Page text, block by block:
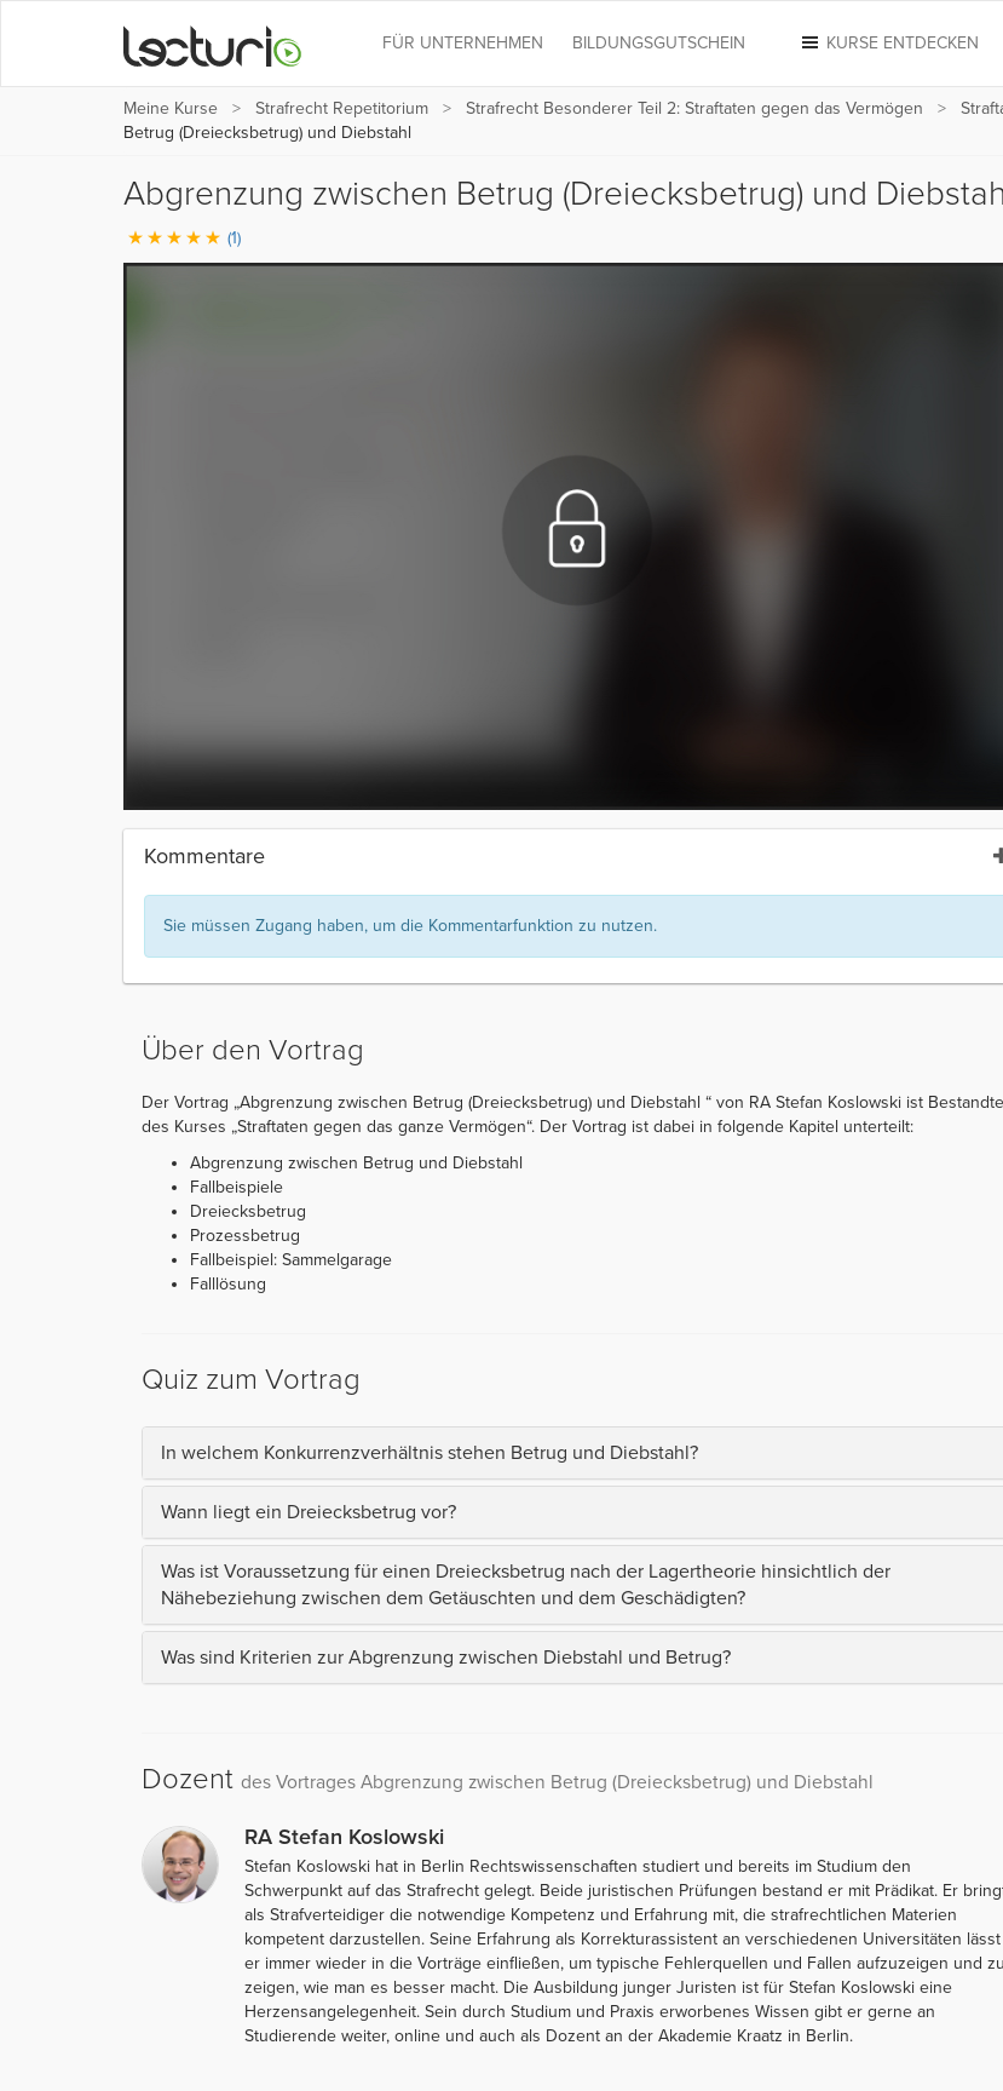
KURSE ENTDECKEN
FÜR UNTERNEHMEN BILDUNGSGUTSCHEIN
Meine Kurse Strafrecht Repetitorium Strafrecht Besonderer Teil 2: Straftaten gegen das Vermögen
Betrug (Dreiecksbetrug) und Diebstahl
Abgrenzung zwischen Betrug (Dreiecksbetrug) und
(1)
Kommentare
Sie müssen Zugang haben, um die Kommentarfunktion zu nutzen.
Über den Vortrag
Der Vortrag „Abgrenzung zwischen Betrug (Dreiecksbetrug) und Diebstahl “ von RA Stefan Koslowski ist
des Kurses „Straftaten gegen das ganze Vermögen“. Der Vortrag ist dabei in folgende Kapitel unterteilt:
Abgrenzung zwischen Betrug und Diebstahl
Fallbeispiele
Dreiecksbetrug
Prozessbetrug
Fallbeispiel: Sammelgarage
Falllösung
Quiz zum Vortrag
In welchem Konkurrenzverhältnis stehen Betrug und Diebstahl?
Wann liegt ein Dreiecksbetrug vor?
Was ist Voraussetzung für einen Dreiecksbetrug nach der Lagertheorie hinsichtlich der
Nähebeziehung zwischen dem Getäuschten und dem Geschädigten?
Was sind Kriterien zur Abgrenzung zwischen Diebstahl und Betrug?
Dozent des Vortrages Abgrenzung zwischen Betrug (Dreiecksbetrug) und Diebstahl
RA Stefan Koslowski
Stefan Koslowski hat in Berlin Rechtswissenschaften studiert und bereits im Studium den
Schwerpunkt auf das Strafrecht gelegt. Beide juristischen Prüfungen bestand er mit Prädikat. Er
als Strafverteidiger die notwendige Kompetenz und Erfahrung mit, die strafrechtlichen Materien
kompetent darzustellen. Seine Erfahrung als Korrekturassistent an verschiedenen Universitäten lässt
er immer wieder in die Vorträge einfließen, um typische Fehlerquellen und Fallen aufzuzeigen und zu
zeigen, wie man es besser macht. Die Ausbildung junger Juristen ist für Stefan Koslowski eine
Herzensangelegenheit. Sein durch Studium und Praxis erworbenes Wissen gibt er gerne an
Studierende weiter, online und auch als Dozent an der Akademie Kraatz in Berlin.